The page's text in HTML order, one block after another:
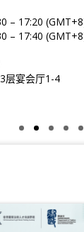
– 17:20
– 17:40
层宴会厅1-4